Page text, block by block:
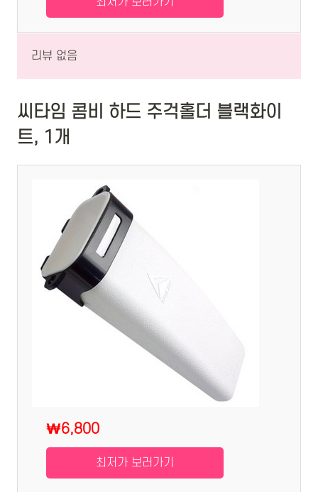
리뷰 없음
씨타임 콤비 하드 주걱홀더 블랙화이
트, 1개
₩6,800
최저가 보러가기